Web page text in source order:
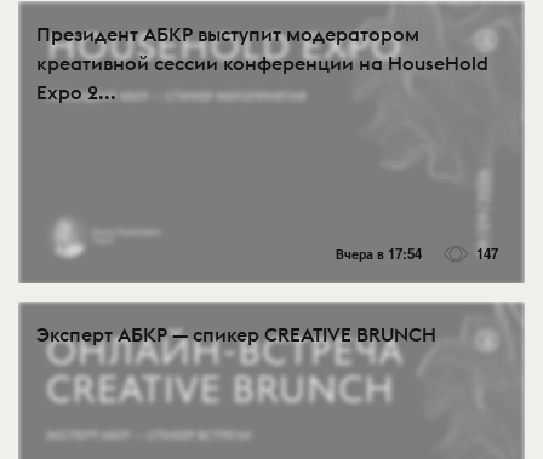
Президент АБКР выступит модератором
креативной сессии конференции на HouseHold
Expo 2...
Вчера в 17:54 147
Эксперт АБКР — спикер CREATIVE BRUNCH